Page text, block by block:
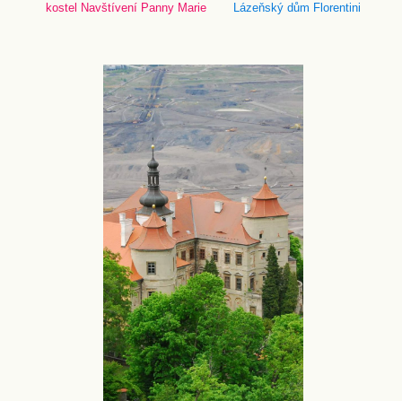
kostel Navštívení Panny Marie Lázeňský dům Florentini